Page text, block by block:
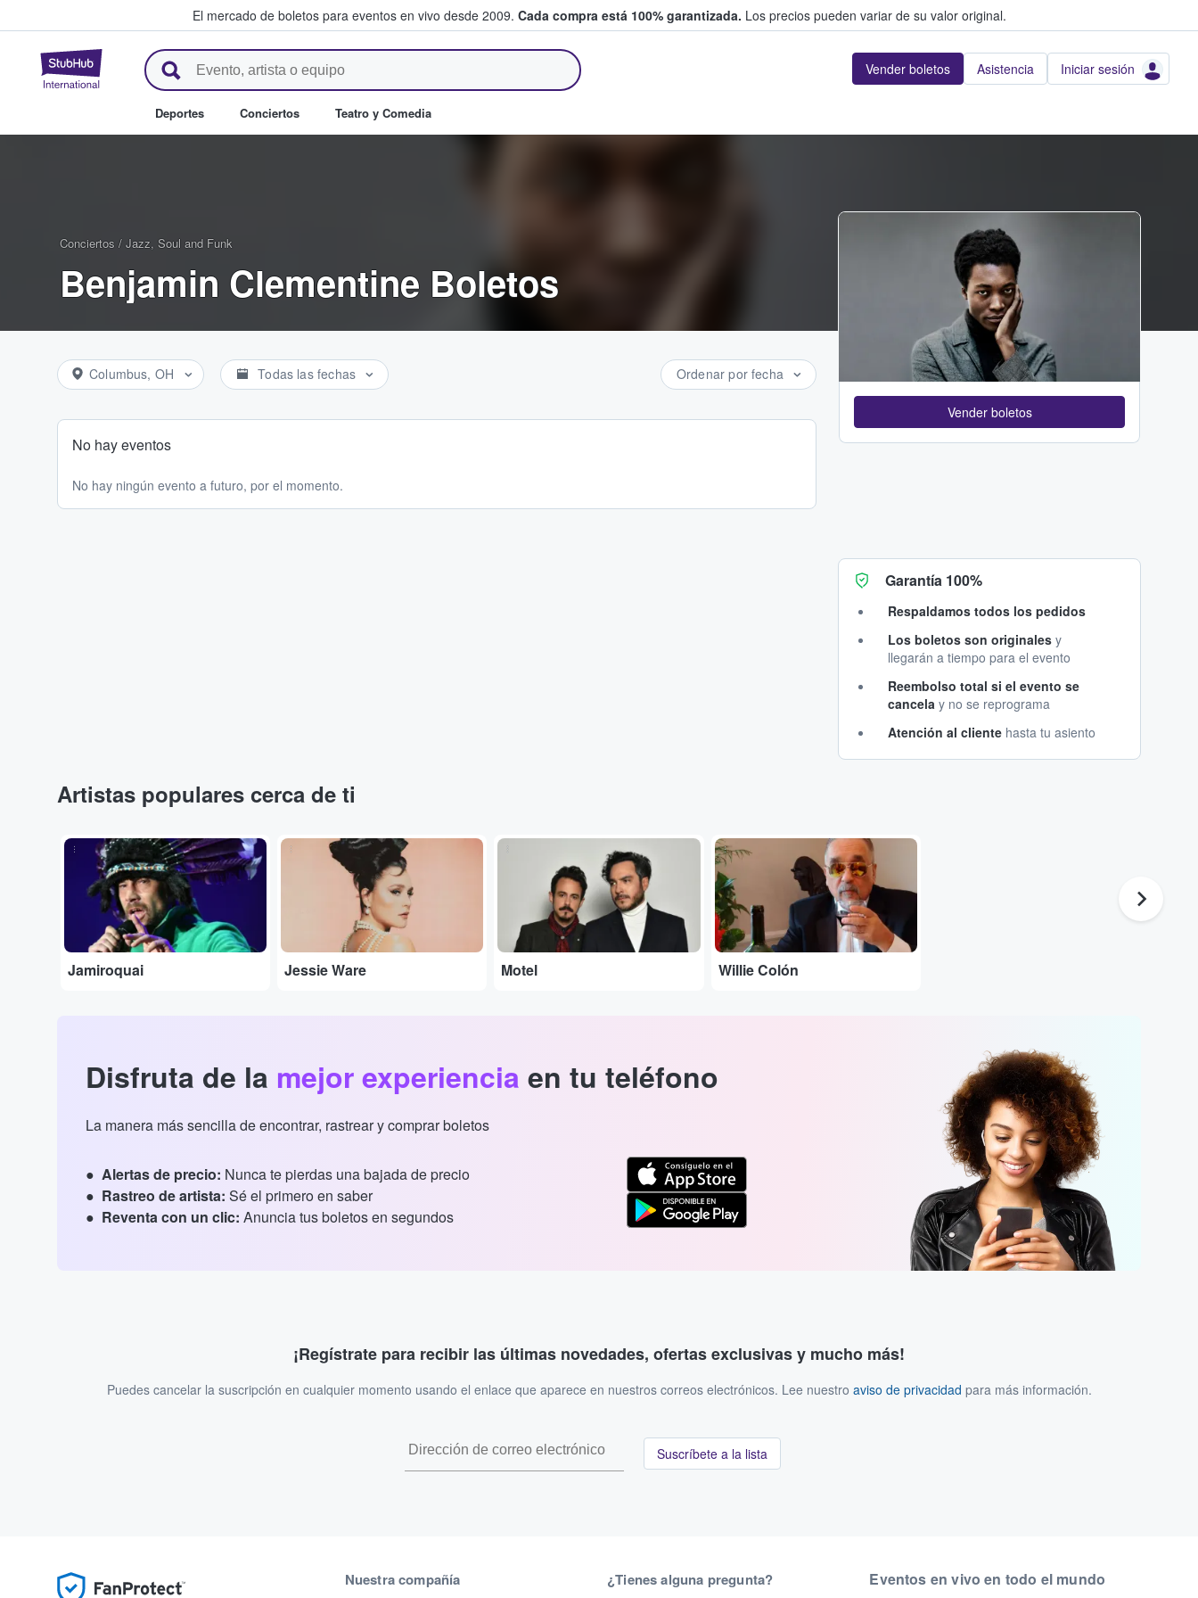
El mercado de boletos para eventos en vivo desde 2009. Cada compra está 100% garantizada. Los precios pueden variar de su valor original.
StubHub: donde los fans compran y venden boletos Vender boletos Asistencia Iniciar sesión
Deportes Conciertos Teatro y Comedia
Conciertos / Jazz, Soul and Funk
Benjamin Clementine Boletos
Columbus, OH Todas las fechas Ordenar por fecha
No hay eventos
No hay ningún evento a futuro, por el momento.
Vender boletos
Garantía 100%
Respaldamos todos los pedidos
Los boletos son originales y
llegarán a tiempo para el evento
Reembolso total si el evento se
cancela y no se reprograma
Atención al cliente hasta tu asiento
Artistas populares cerca de ti
...
Jamiroquai
...
Jessie Ware
...
Motel
...
Willie Colón
Disfruta de la mejor experiencia en tu teléfono
La manera más sencilla de encontrar, rastrear y comprar boletos
Alertas de precio: Nunca te pierdas una bajada de precio
Rastreo de artista: Sé el primero en saber
Reventa con un clic: Anuncia tus boletos en segundos
¡Regístrate para recibir las últimas novedades, ofertas exclusivas y mucho más!
Puedes cancelar la suscripción en cualquier momento usando el enlace que aparece en nuestros correos electrónicos. Lee nuestro aviso de privacidad para más información.
Suscríbete a la lista
Nuestra compañía ¿Tienes alguna pregunta? Eventos en vivo en todo el mundo